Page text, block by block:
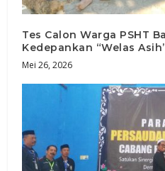
Tes Calon Warga PSHT
Kedepankan “Welas
Mei 26, 2026